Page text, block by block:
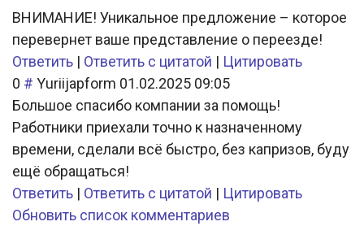
ВНИМАНИЕ! Уникальное предложение – которое
перевернет ваше представление о переезде!
Ответить | Ответить с цитатой | Цитировать
0 # Yuriijapform 01.02.2025 09:05
Большое спасибо компании за помощь!
Работники приехали точно к назначенному
времени, сделали всё быстро, без капризов, буду
ещё обращаться!
Ответить | Ответить с цитатой | Цитировать
Обновить список комментариев